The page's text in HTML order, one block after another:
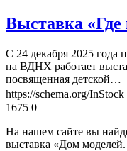
Выставка «Где
С 24 декабря 2025 года
на ВДНХ работает
посвященная детской…
https://schema.org/InStock
1675 0
На нашем сайте вы
выставка «Дом